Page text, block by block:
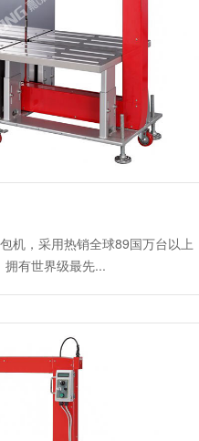
机，采用热销全球89国万台以上
有世界级最先...